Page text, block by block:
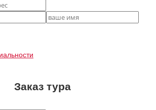
Заказ тура